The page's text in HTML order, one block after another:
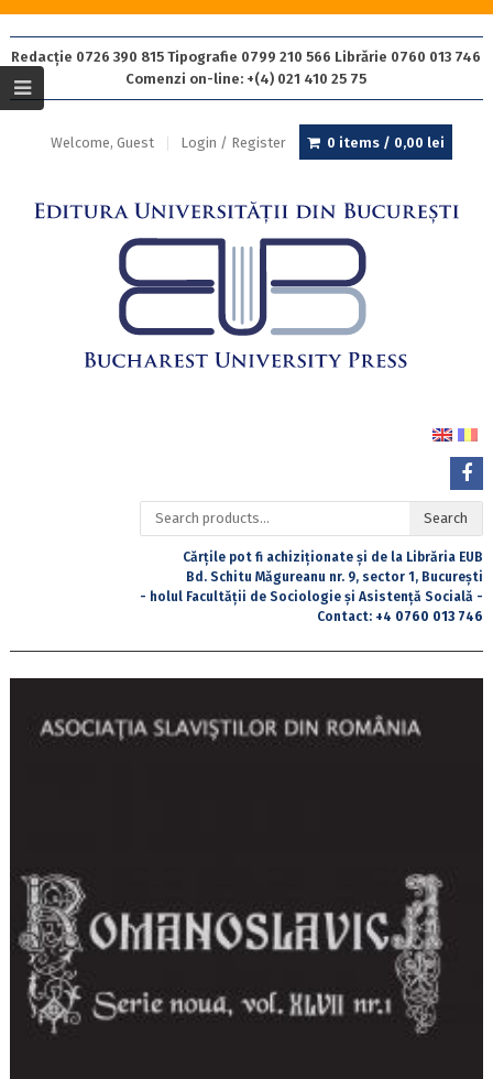
Redacție 0726 390 815 Tipografie 0799 210 566 Librărie 0760 013 746
Comenzi on-line: +(4) 021 410 25 75
Welcome, Guest Login / Register 0 items / 0,00 lei
Search
for:
Search
Cărțile pot fi achiziționate și de la Librăria EUB
Bd. Schitu Măgureanu nr. 9, sector 1, București
- holul Facultății de Sociologie și Asistență Socială -
Contact: +4 0760 013 746